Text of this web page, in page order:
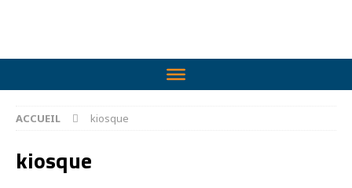
ACCUEIL kiosque
kiosque